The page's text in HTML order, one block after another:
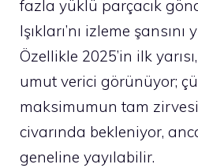
fazla yüklü parçacık
Işıkları’nı izleme şansını
Özellikle 2025’in ilk
umut verici görünüyor;
maksimumun tam
civarında bekleniyor,
geneline yayılabilir.